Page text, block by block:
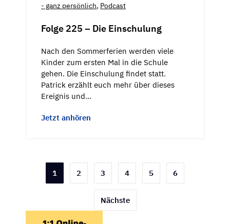
- ganz persönlich, Podcast
Folge 225 – Die Einschulung
Nach den Sommerferien werden viele
Kinder zum ersten Mal in die Schule
gehen. Die Einschulung findet statt.
Patrick erzählt euch mehr über dieses
Ereignis und…
Jetzt anhören
Seitennummerierung
der
Beiträge
1 2 3 4 5 6
Nächste